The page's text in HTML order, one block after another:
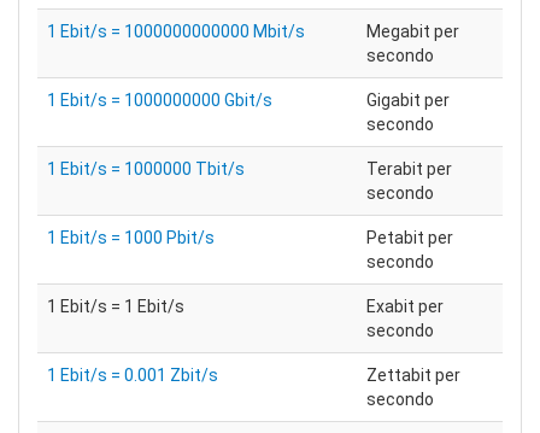
1 Ebit/s = 1000000000000 Mbit/s
Megabit per
secondo
1 Ebit/s = 1000000000 Gbit/s
Gigabit per
secondo
1 Ebit/s = 1000000 Tbit/s
Terabit per
secondo
1 Ebit/s = 1000 Pbit/s
Petabit per
secondo
1 Ebit/s = 1 Ebit/s
Exabit per
secondo
1 Ebit/s = 0.001 Zbit/s
Zettabit per
secondo